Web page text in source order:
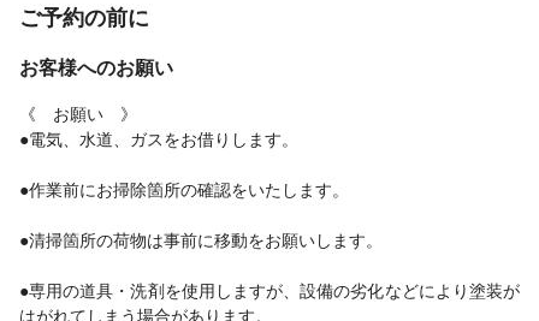
ご予約の前に
お客様へのお願い
《 お願い 》
●電気、水道、ガスをお借りします。
●作業前にお掃除箇所の確認をいたします。
●清掃箇所の荷物は事前に移動をお願いします。
●専用の道具・洗剤を使用しますが、設備の劣化などにより塗装が
はがれてしまう場合があります。